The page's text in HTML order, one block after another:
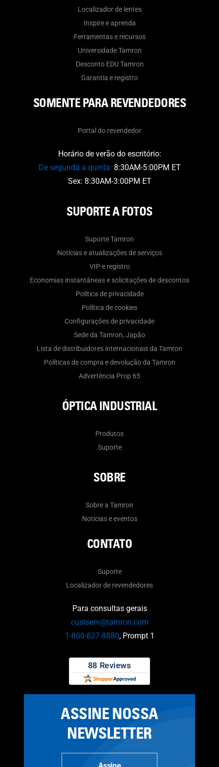
Localizador de lentes
Inspire e aprenda
Ferramentas e recursos
Universidade Tamron
Desconto EDU Tamron
Garantia e registro
SOMENTE PARA REVENDEDORES
Portal do revendedor
Horário de verão do escritório:
De segunda a quinta: 8:30AM-5:00PM ET
Sex: 8:30AM-3:00PM ET
SUPORTE A FOTOS
Suporte Tamron
Notícias e atualizações de serviços
VIP e registro
Economias instantâneas e solicitações de descontos
Política de privacidade
Política de cookies
Configurações de privacidade
Sede da Tamron, Japão
Lista de distribuidores internacionais da Tamron
Políticas de compra e devolução da Tamron
Advertência Prop 65
ÓPTICA INDUSTRIAL
Produtos
Suporte
SOBRE
Sobre a Tamron
Notícias e eventos
CONTATO
Suporte
Localizador de revendedores
Para consultas gerais
custserv@tamron.com
1-800-827-8880, Prompt 1
ASSINE NOSSA
NEWSLETTER